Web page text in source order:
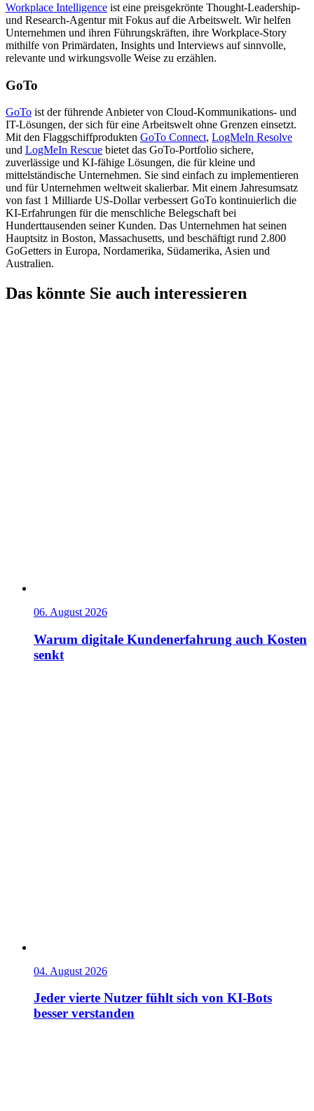
Workplace Intelligence ist eine preisgekrönte Thought-Leadership-
und Research-Agentur mit Fokus auf die Arbeitswelt. Wir helfen
Unternehmen und ihren Führungskräften, ihre Workplace-Story
mithilfe von Primärdaten, Insights und Interviews auf sinnvolle,
relevante und wirkungsvolle Weise zu erzählen.
GoTo
GoTo ist der führende Anbieter von Cloud-Kommunikations- und
IT-Lösungen, der sich für eine Arbeitswelt ohne Grenzen einsetzt.
Mit den Flaggschiffprodukten GoTo Connect, LogMeIn Resolve
und LogMeIn Rescue bietet das GoTo-Portfolio sichere,
zuverlässige und KI-fähige Lösungen, die für kleine und
mittelständische Unternehmen. Sie sind einfach zu implementieren
und für Unternehmen weltweit skalierbar. Mit einem Jahresumsatz
von fast 1 Milliarde US-Dollar verbessert GoTo kontinuierlich die
KI-Erfahrungen für die menschliche Belegschaft bei
Hunderttausenden seiner Kunden. Das Unternehmen hat seinen
Hauptsitz in Boston, Massachusetts, und beschäftigt rund 2.800
GoGetters in Europa, Nordamerika, Südamerika, Asien und
Australien.
Das könnte Sie auch interessieren
06. August 2026
Warum digitale Kundenerfahrung auch Kosten
senkt
04. August 2026
Jeder vierte Nutzer fühlt sich von KI-Bots
besser verstanden